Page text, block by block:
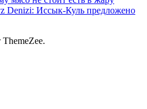
Denizi: Иссык-Куль предложено
ThemeZee.